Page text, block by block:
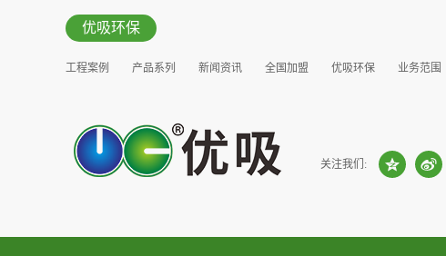
优吸环保
工程案例 产品系列 新闻资讯 全国加盟 优吸环保 业务范围
关注我们: